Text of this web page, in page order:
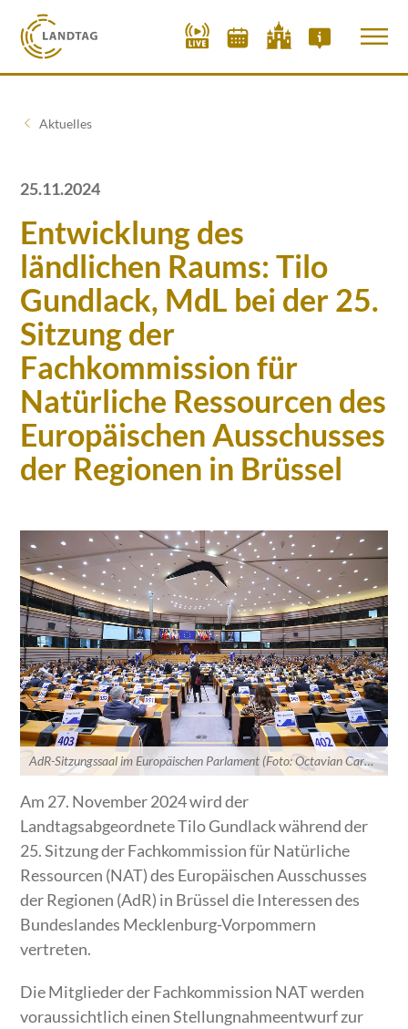
Aktuelles
25.11.2024
Entwicklung des
ländlichen Raums: Tilo
Gundlack, MdL bei der 25.
Sitzung der
Fachkommission für
Natürliche Ressourcen des
Europäischen Ausschusses
der Regionen in Brüssel
AdR-Sitzungssaal im Europäischen Parlament (Foto: Octavian Carare)
Am 27. November 2024 wird der
Landtagsabgeordnete Tilo Gundlack während der
25. Sitzung der Fachkommission für Natürliche
Ressourcen (NAT) des Europäischen Ausschusses
der Regionen (AdR) in Brüssel die Interessen des
Bundeslandes Mecklenburg-Vorpommern
vertreten.
Die Mitglieder der Fachkommission NAT werden
voraussichtlich einen Stellungnahmeentwurf zur